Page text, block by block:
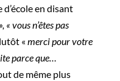
d’école en disant
vous n’êtes pas
« merci pour votre
parce que…
de même plus